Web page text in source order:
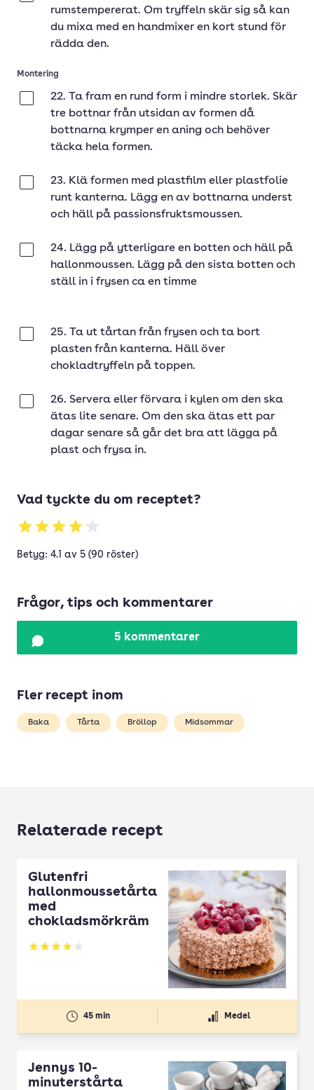
rumstempererat. Om tryffeln skär sig så kan
du mixa med en handmixer en kort stund för
rädda den.
Montering
22. Ta fram en rund form i mindre storlek. Skär
tre bottnar från utsidan av formen då
bottnarna krymper en aning och behöver
täcka hela formen.
23. Klä formen med plastfilm eller plastfolie
runt kanterna. Lägg en av bottnarna underst
och häll på passionsfruktsmoussen.
24. Lägg på ytterligare en botten och häll på
hallonmoussen. Lägg på den sista botten och
ställ in i frysen ca en timme
25. Ta ut tårtan från frysen och ta bort
plasten från kanterna. Häll över
chokladtryffeln på toppen.
26. Servera eller förvara i kylen om den ska
ätas lite senare. Om den ska ätas ett par
dagar senare så går det bra att lägga på
plast och frysa in.
Vad tyckte du om receptet?
Betyg: 4.1 av 5 (90 röster)
Frågor, tips och kommentarer
5 kommentarer
Fler recept inom
Baka Tårta Bröllop Midsommar
Relaterade recept
Glutenfri
hallonmoussetårta
med
chokladsmörkräm
Betyg: 3.9 av 5
45 min Medel
Jennys 10-
minuterstårta